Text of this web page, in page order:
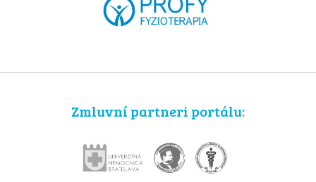
Zmluvní partneri portálu: